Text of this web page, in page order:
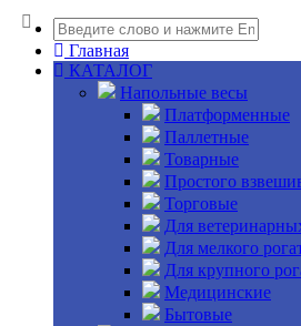
Главная
КАТАЛОГ
Напольные весы
Платформенные
Паллетные
Товарные
Простого
Торговые
Для
Для мелкого
Для крупного
Медицинские
Бытовые